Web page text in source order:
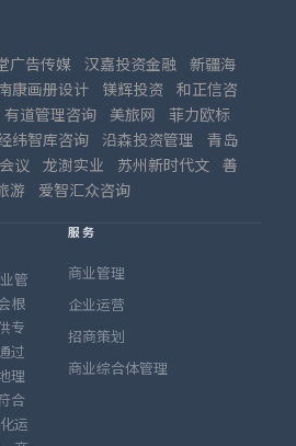
广告传媒 汉嘉投资金融
新疆海
康画册设计 镁辉投资 和正信咨
有道管理咨询 美旅网
菲力欧标
纬智库咨询 沿森投资管理
青岛
议 龙澍实业 苏州新时代文 善
游
爱智汇众咨询
管
根
专
过
理
合
运
服务
商业管理
企业运营
招商策划
商业综合体管理